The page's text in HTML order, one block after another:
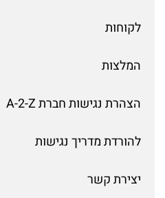
לקוחות
המלצות
הצהרת נגישות חברת A-2-Z
להורדת מדריך נגישות
יצירת קשר